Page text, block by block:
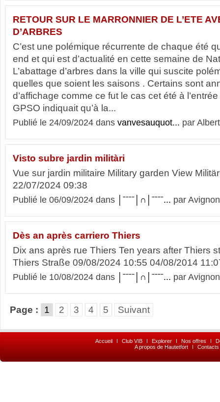
RETOUR SUR LE MARRONNIER DE L’ETE
D’ARBRES
C’est une polémique récurrente de chaque été
end et qui est d’actualité en cette semaine de
L’abattage d’arbres dans la ville qui suscite
quelles que soient les saisons . Certains sont
d’affichage comme ce fut le cas cet été à
GPSO indiquait qu’à la...
Publié le 24/09/2024 dans vanvesauquot... par
Visto subre jardin militàri
Vue sur jardin militaire Military garden View
22/07/2024 09:38
Publié le 06/09/2024 dans │ˉˉˉˉ│∩│ˉˉˉˉ... par
Dès an après carriero Thiers
Dix ans après rue Thiers Ten years after Thiers
Thiers Straße 09/08/2024 10:55 04/08/2014
Publié le 10/08/2024 dans │ˉˉˉˉ│∩│ˉˉˉˉ... par
Page : 1 2 3 4 5 Suivant
Accueil I Club VIB I Explorer I Nos offres I
A propos de Hautetfort
I Contacts